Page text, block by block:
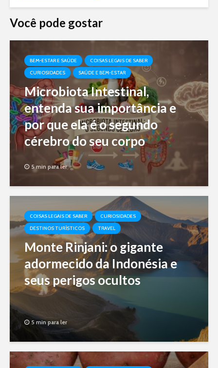
Você pode gostar
BEM-ESTAR E SAÚDE
COISAS LEGAIS DE SABER
CURIOSIDADES
SAÚDE E BEM-ESTAR
Microbiota Intestinal,
entenda sua importância e
por que ela é o segundo
cérebro do seu corpo
5 min para ler
COISAS LEGAIS DE SABER
CURIOSIDADES
DESTINOS TURÍSTICOS
TRAVEL
Monte Rinjani: o gigante
adormecido da Indonésia e
seus perigos ocultos
5 min para ler